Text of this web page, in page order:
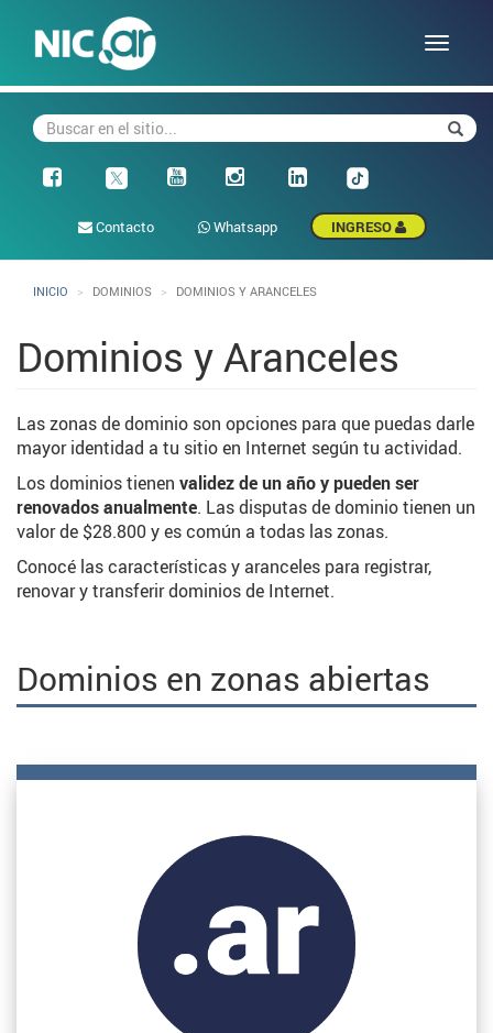
contenido
principal
Buscar
Facebook
Contacto Whatsapp INGRESO
Toggle
INICIO DOMINIOS DOMINIOS Y ARANCELES
Dominios y Aranceles
Las zonas de dominio son opciones para que puedas darle
mayor identidad a tu sitio en Internet según tu actividad.
Los dominios tienen validez de un año y pueden ser
renovados anualmente. Las disputas de dominio tienen un
valor de $28.800 y es común a todas las zonas.
Conocé las características y aranceles para registrar,
renovar y transferir dominios de Internet.
Dominios en zonas abiertas